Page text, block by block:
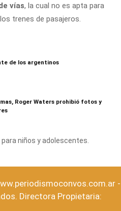
vías, la cual no es apta para
trenes de pasajeros.
de los argentinos
Roger Waters prohibió fotos y
-
Directora Propietaria: